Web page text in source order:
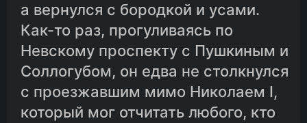
а вернулся с бородкой и усами.
Как-то раз, прогуливаясь по
Невскому проспекту с Пушкиным и
Соллогубом, он едва не столкнулся
с проезжавшим мимо Николаем I,
который мог отчитать любого, кто